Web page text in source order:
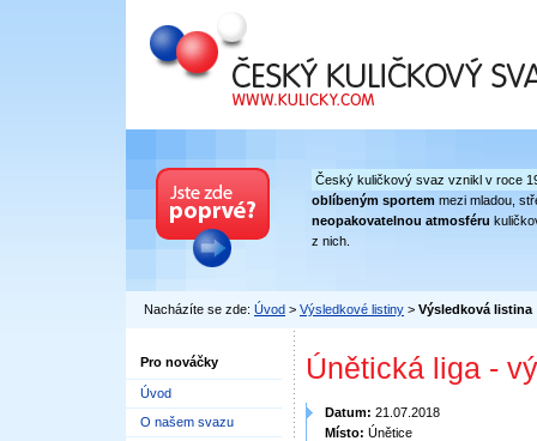
Český kuličkový svaz
Český kuličkový svaz vznikl v roce
oblíbeným sportem mezi mladou,
neopakovatelnou atmosféru
z nich.
Nacházíte se zde: Úvod > Výsledkové listiny > Výsledková listina
Pro nováčky
Úvod
O našem svazu
Únětická liga -
Datum: 21.07.2018
Místo: Únětice